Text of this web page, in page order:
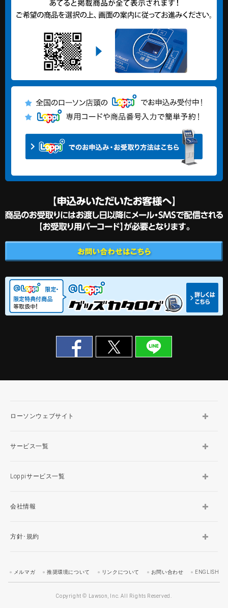
ローソンウェブサイト
サービス一覧
Loppiサービス一覧
会社情報
方針･規約
メルマガ 推奨環境について リンクについて お問い合わせ ENGLISH
Copyright © Lawson, Inc. All Rights Reserved.